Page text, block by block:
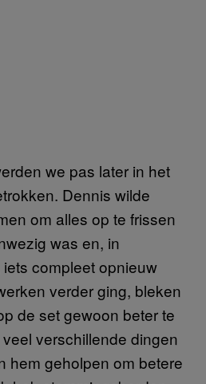
we pas later in het
Dennis wilde
om alles op te frissen
was en, in
compleet opnieuw
verder ging, bleken
de set gewoon beter te
verschillende dingen
hem geholpen om betere